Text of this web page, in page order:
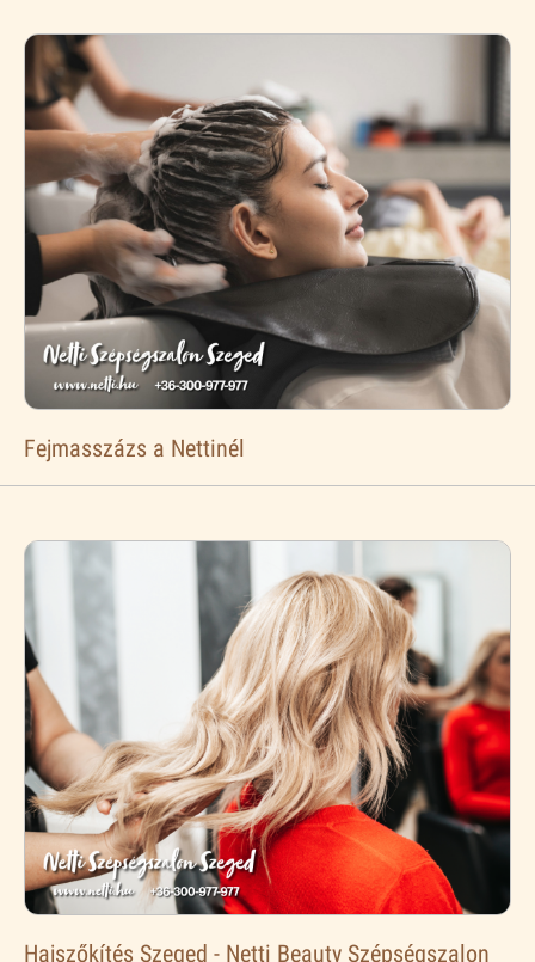
Fejmasszázs a Nettinél
Hajszőkítés Szeged - Netti Beauty Szépségszalon